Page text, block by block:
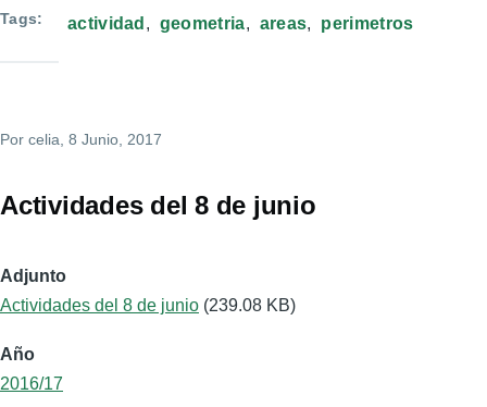
Tags actividad geometria areas perimetros
Por celia , 8 Junio, 2017
Actividades del 8 de junio
Adjunto
Actividades del 8 de junio (239.08 KB)
Año
2016/17